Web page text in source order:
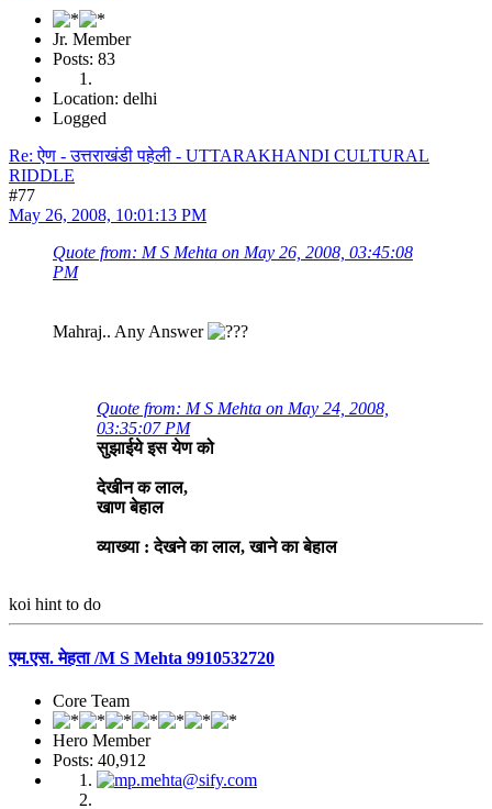
Jr. Member
Posts: 83
Location: delhi
Logged
Re: ऐण - उत्तराखंडी पहेली - UTTARAKHANDI CULTURAL
RIDDLE
#77
May 26, 2008, 10:01:13 PM
Quote from: M S Mehta on May 26, 2008, 03:45:08
PM
Mahraj.. Any Answer
Quote from: M S Mehta on May 24, 2008,
03:35:07 PM
सुझाईये इस येण को
देखीन क लाल,
खाण बेहाल
व्याख्या : देखने का लाल, खाने का बेहाल
koi hint to do
एम.एस. मेहता /M S Mehta 9910532720
Core Team
Hero Member
Posts: 40,912